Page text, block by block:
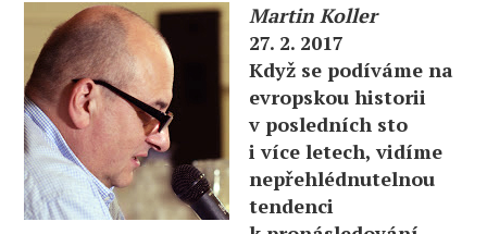
Martin Koller
27. 2. 2017
Když se podíváme na
evropskou historii
v posledních sto
i více letech, vidíme
nepřehlédnutelnou
tendenci